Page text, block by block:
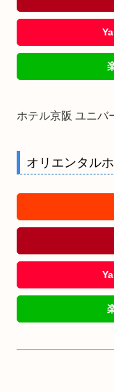
ホテル京阪 ユニバ
オリエンタル